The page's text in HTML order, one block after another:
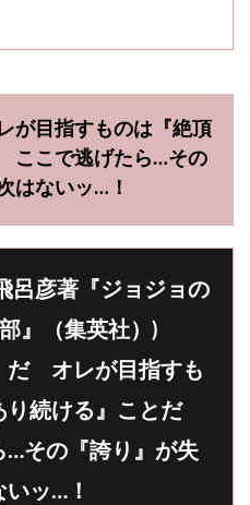
が目指すものは『絶頂
ここで逃げたら…その
はないッ…！
呂彦著『ジョジョの
』（集英社）)
だ オレが目指すも
り続ける』ことだ
…その『誇り』が失
ッ…！